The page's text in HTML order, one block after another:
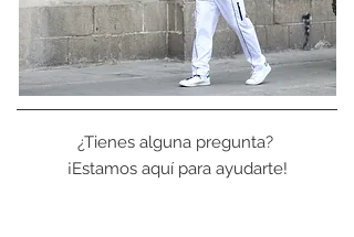
¿Tienes alguna pregunta?
¡Estamos aquí para ayudarte!